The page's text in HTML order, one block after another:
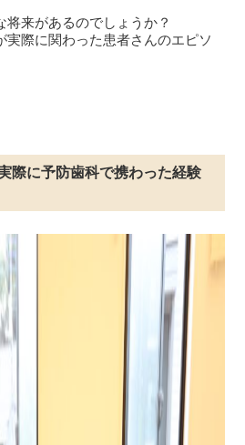
来があるのでしょうか？
実際に関わった患者さんのエピソ
際に予防歯科で携わった経験